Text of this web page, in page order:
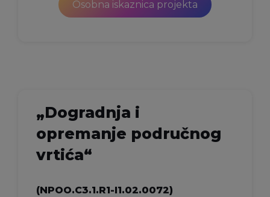
Osobna iskaznica projekta
„Dogradnja i
opremanje područnog
vrtića“
(NPOO.C3.1.R1-I1.02.0072)